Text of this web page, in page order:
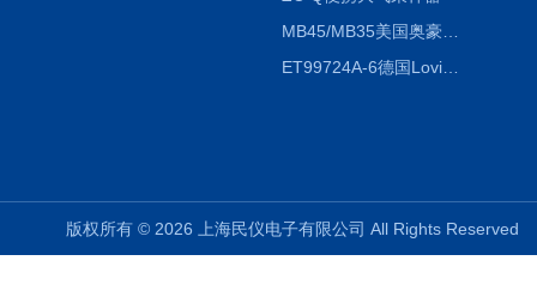
MB45/MB35美国奥豪斯OHAUS MB45/MB35卤素红外水分测定仪
ET99724A-6德国Lovibond ET99724A-6微电脑BOD测定仪
版权所有 © 2026 上海民仪电子有限公司 All Rights